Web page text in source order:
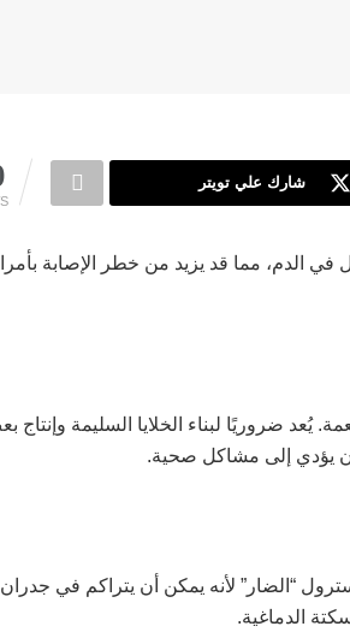
شارك علي تويتر
في الدم، مما قد يزيد من خطر الإصابة
يُعد ضروريًا لبناء الخلايا السليمة وإنتاج
يؤدي إلى مشاكل صحية.
“الضار” لأنه يمكن أن يتراكم في جدران
الدماغية.